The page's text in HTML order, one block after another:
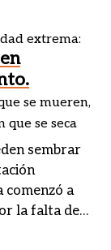
el agua
para su
extrema:
se mueren,
que se seca
sembrar
comenzó a
la falta de